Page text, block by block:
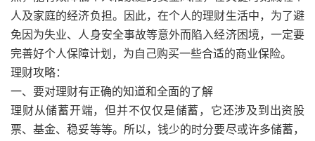
人及家庭的经济负担。因此，在个人的理财生活中，为了避
免因为失业、人身安全事故等意外而陷入经济困境，一定要
完善好个人保障计划，为自己购买一些合适的商业保险。
理财攻略：
一、要对理财有正确的知道和全面的了解
理财从储蓄开端，但并不仅仅是储蓄，它还涉及到出资股
票、基金、稳妥等等。所以，钱少的时分要尽或许多储蓄，